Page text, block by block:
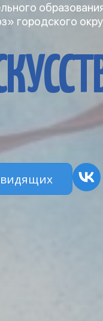
городского